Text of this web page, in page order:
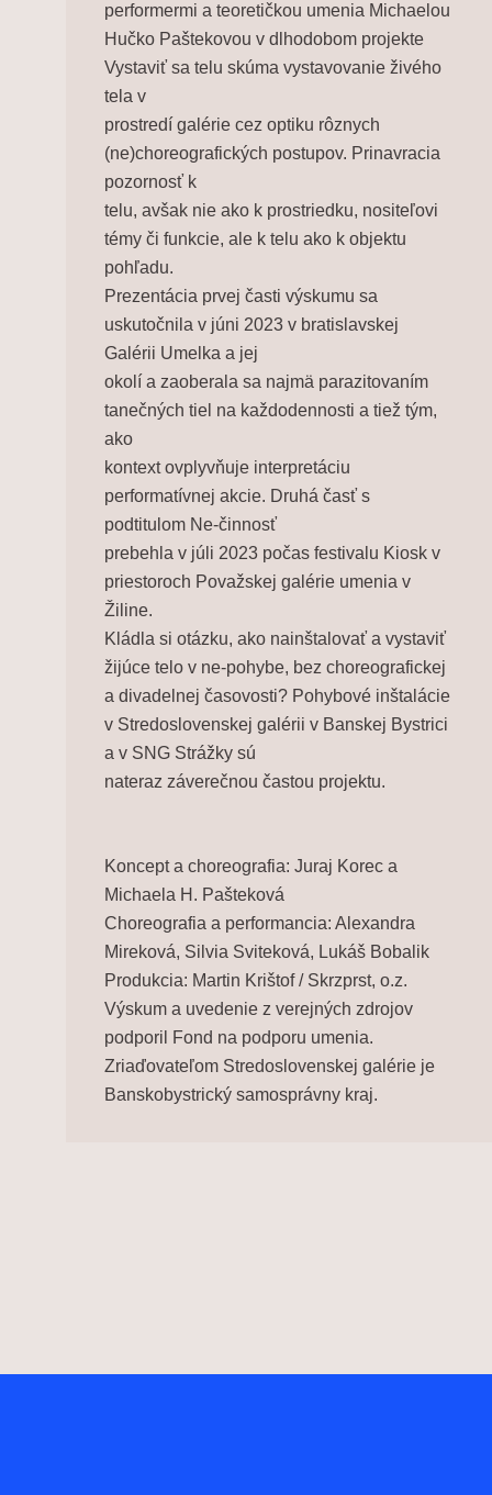
performermi a teoretičkou umenia Michaelou
Hučko Paštekovou v dlhodobom projekte
Vystaviť sa telu skúma vystavovanie živého
tela v
prostredí galérie cez optiku rôznych
(ne)choreografických postupov. Prinavracia
pozornosť k
telu, avšak nie ako k prostriedku, nositeľovi
témy či funkcie, ale k telu ako k objektu
pohľadu.
Prezentácia prvej časti výskumu sa
uskutočnila v júni 2023 v bratislavskej
Galérii Umelka a jej
okolí a zaoberala sa najmä parazitovaním
tanečných tiel na každodennosti a tiež tým,
ako
kontext ovplyvňuje interpretáciu
performatívnej akcie. Druhá časť s
podtitulom Ne-činnosť
prebehla v júli 2023 počas festivalu Kiosk v
priestoroch Považskej galérie umenia v
Žiline.
Kládla si otázku, ako nainštalovať a vystaviť
žijúce telo v ne-pohybe, bez choreografickej
a divadelnej časovosti? Pohybové inštalácie
v Stredoslovenskej galérii v Banskej Bystrici
a v SNG Strážky sú
nateraz záverečnou častou projektu.
Koncept a choreografia: Juraj Korec a
Michaela H. Pašteková
Choreografia a performancia: Alexandra
Mireková, Silvia Sviteková, Lukáš Bobalik
Produkcia: Martin Krištof / Skrzprst, o.z.
Výskum a uvedenie z verejných zdrojov
podporil Fond na podporu umenia.
Zriaďovateľom Stredoslovenskej galérie je
Banskobystrický samosprávny kraj.